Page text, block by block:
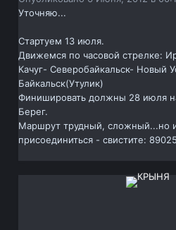
Уточняю...
Стартуем 13 июля.
Движемся по часовой стрелке:
Качуг- Северобайкальск- Новый
Байкальск(Утулик)
Финишировать должны 28 июля
Берег.
Маршрут трудный, сложный...но
присоединиться - свистите: